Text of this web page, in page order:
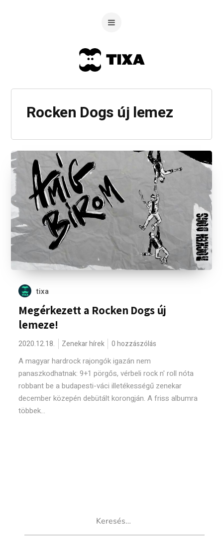
Rocken Dogs új lemez
tixa
Megérkezett a Rocken Dogs új
lemeze!
2020.12.18. Zenekar hírek 0 hozzászólás
A magyar hardrock rajongók igazán nem
panaszkodhatnak: 9+1 pörgős, vérbeli rock n' roll nóta
robbant be a budapesti-váci illetékességű zenekar
december közepén debütált korongján. A friss albumra
többek...